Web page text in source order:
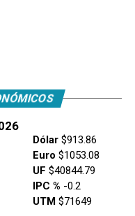
Dólar$913.86
Euro $1053.08
UF $40844.79
IPC % -0.2
UTM $71649